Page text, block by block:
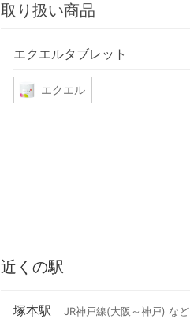
取り扱い商品
エクエルタブレット
エクエル
近くの駅
塚本駅 JR神戸線(大阪～神戸) など